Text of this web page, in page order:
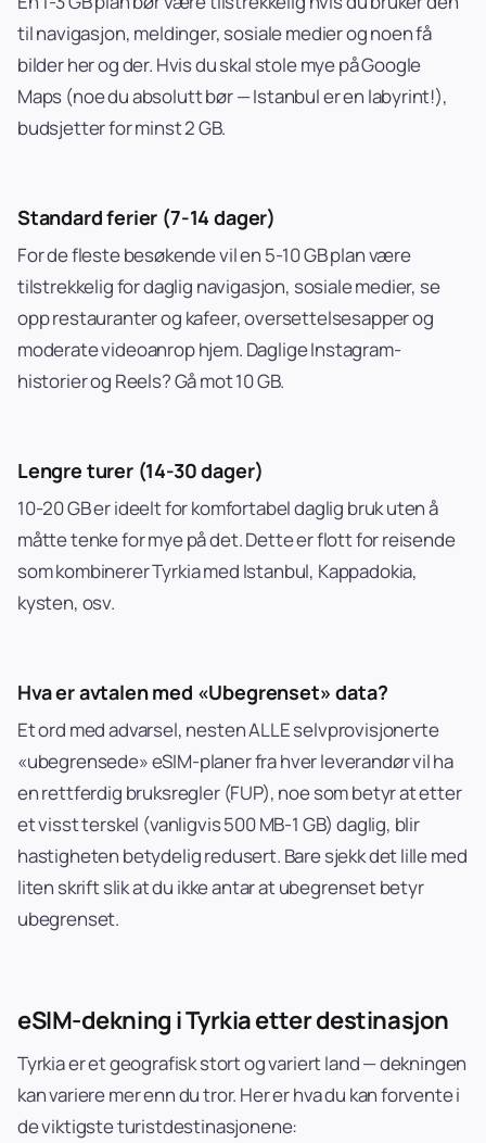
til navigasjon, meldinger, sosiale medier og noen få
bilder her og der. Hvis du skal stole mye på Google
Maps (noe du absolutt bør — Istanbul er en labyrint!),
budsjetter for minst 2 GB.
Standard ferier (7-14 dager)
For de fleste besøkende vil en 5-10 GB plan være
tilstrekkelig for daglig navigasjon, sosiale medier, se
opp restauranter og kafeer, oversettelsesapper og
moderate videoanrop hjem. Daglige Instagram-
historier og Reels? Gå mot 10 GB.
Lengre turer (14-30 dager)
10-20 GB er ideelt for komfortabel daglig bruk uten å
måtte tenke for mye på det. Dette er flott for reisende
som kombinerer Tyrkia med Istanbul, Kappadokia,
kysten, osv.
Hva er avtalen med «Ubegrenset» data?
Et ord med advarsel, nesten ALLE selvprovisjonerte
«ubegrensede» eSIM-planer fra hver leverandør vil ha
en rettferdig bruksregler (FUP), noe som betyr at etter
et visst terskel (vanligvis 500 MB-1 GB) daglig, blir
hastigheten betydelig redusert. Bare sjekk det lille med
liten skrift slik at du ikke antar at ubegrenset betyr
ubegrenset.
eSIM-dekning i Tyrkia etter destinasjon
Tyrkia er et geografisk stort og variert land — dekningen
kan variere mer enn du tror. Her er hva du kan forvente i
de viktigste turistdestinasjonene: